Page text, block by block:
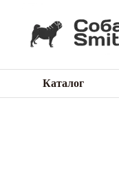
Каталог